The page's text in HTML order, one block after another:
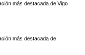
más destacada de Vigo
más destacada de